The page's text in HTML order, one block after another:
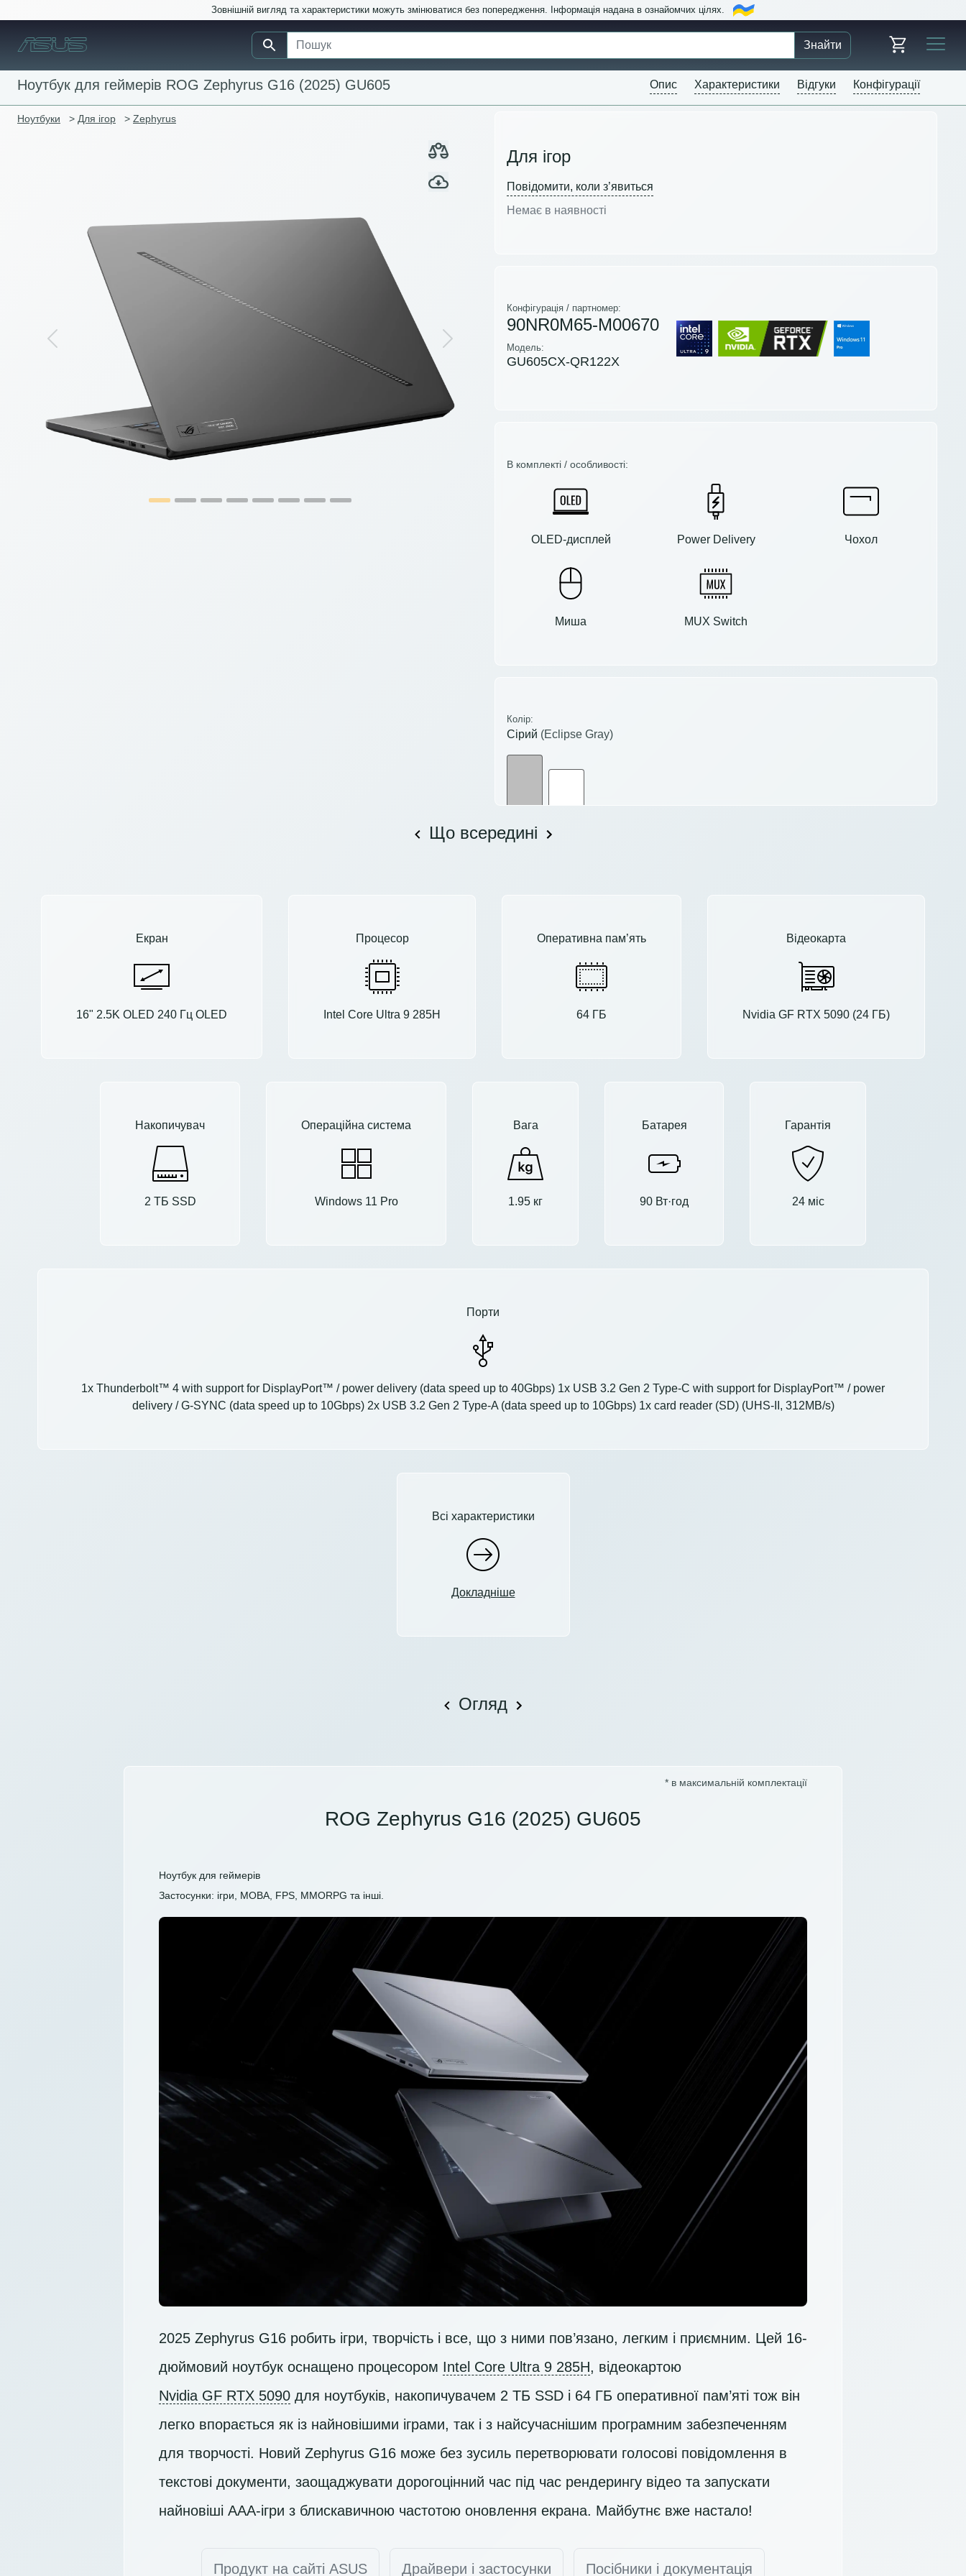
Зовнішній вигляд та характеристики можуть змінюватися без попередження. Інформація надана в ознайомчих цілях.
Знайти
Ноутбук для геймерів ROG Zephyrus G16 (2025) GU605 Опис Характеристики Відгуки Конфігурації
Ноутбуки > Для ігор > Zephyrus
Previous Next
Для ігор
Повідомити, коли з’явиться
Немає в наявності
Конфігурація / партномер:
90NR0M65-M00670
Модель:
GU605CX-QR122X
В комплекті / особливості:
OLED-дисплей Power Delivery Чохол
Миша MUX Switch
Колір:
Сірий (Eclipse Gray)
Що всередині
Екран
16" 2.5K OLED 240 Гц OLED
Процесор
Intel Core Ultra 9 285H
Оперативна пам’ять
64 ГБ
Відеокарта
Nvidia GF RTX 5090 (24 ГБ)
Накопичувач
2 ТБ SSD
Операційна система
Windows 11 Pro
Вага
1.95 кг
Батарея
90 Вт·год
Гарантія
24 міс
Порти
1x Thunderbolt™ 4 with support for DisplayPort™ / power delivery (data speed up to 40Gbps) 1x USB 3.2 Gen 2 Type-C with support for DisplayPort™ / power
delivery / G-SYNC (data speed up to 10Gbps) 2x USB 3.2 Gen 2 Type-A (data speed up to 10Gbps) 1x card reader (SD) (UHS-II, 312MB/s)
Всі характеристики
Докладніше
Огляд
* в максимальній комплектації
ROG Zephyrus G16 (2025) GU605
Ноутбук для геймерів
Застосунки: ігри, MOBA, FPS, MMORPG та інші.
2025 Zephyrus G16 робить ігри, творчість і все, що з ними пов’язано, легким і приємним. Цей 16-
дюймовий ноутбук оснащено процесором Intel Core Ultra 9 285H, відеокартою
Nvidia GF RTX 5090 для ноутбуків, накопичувачем 2 ТБ SSD і 64 ГБ оперативної пам’яті тож він
легко впорається як із найновішими іграми, так і з найсучаснішим програмним забезпеченням
для творчості. Новий Zephyrus G16 може без зусиль перетворювати голосові повідомлення в
текстові документи, заощаджувати дорогоцінний час під час рендерингу відео та запускати
найновіші AAA-ігри з блискавичною частотою оновлення екрана. Майбутнє вже настало!
Продукт на сайті ASUS Драйвери і застосунки Посібники і документація